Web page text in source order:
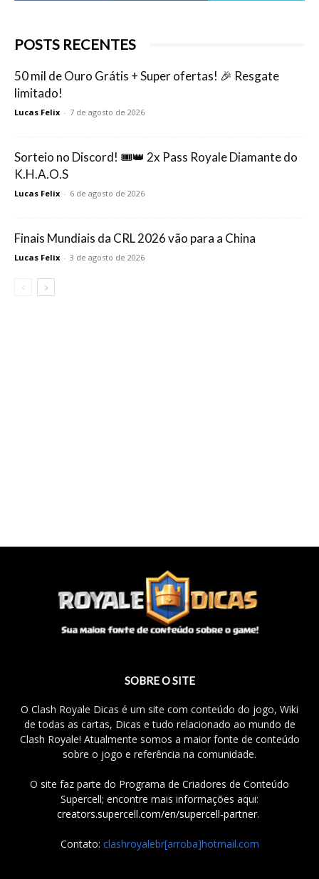
POSTS RECENTES
50 mil de Ouro Grátis + Super ofertas! 🎉 Resgate
limitado!
Lucas Felix - 7 de agosto de 2026
Sorteio no Discord! 🎟️👑 2x Pass Royale Diamante do
K.H.A.O.S
Lucas Felix - 6 de agosto de 2026
Finais Mundiais da CRL 2026 vão para a China
Lucas Felix - 3 de agosto de 2026
SOBRE O SITE
O Clash Royale Dicas é um site com conteúdo do jogo, Wiki
de todas as cartas, Dicas e tudo relacionado ao mundo de
Clash Royale! Atualmente somos a maior fonte de conteúdo
sobre o jogo e referência na comunidade.
O site faz parte do Programa de Criadores de Conteúdo
Supercell; encontre mais informações aqui:
creators.supercell.com/en/supercell-partner.
Contato: clashroyalebr[arroba]hotmail.com